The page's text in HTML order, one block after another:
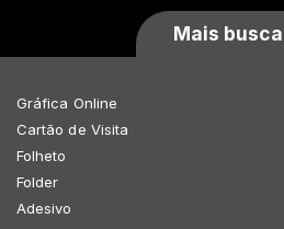
Mais
Gráfica Online
Cartão de Visita
Folheto
Folder
Adesivo